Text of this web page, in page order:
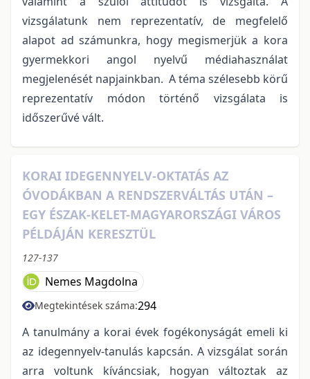
vizsgálatunk nem reprezentatív, de megfelelő
alapot ad számunkra, hogy megismerjük a kora
gyermekkori angol nyelvű médiahasználat
megjelenését napjainkban. A téma szélesebb körű
reprezentatív módon történő vizsgálata is
időszerűvé vált.
KORAI IDEGENNYELV-OKTATÁS AZ
ÓVODÁKBAN A RENDSZERVÁLTÁS UTÁN –
EGY ÉSZAK-KELET-MAGYARORSZÁGI VÁROS
PÉLDÁJÁN KERESZTÜL
127-137
Nemes Magdolna
Megtekintések száma:294
A tanulmány a korai évek fogékonyságát emeli ki
az idegennyelv-tanulás kapcsán. A vizsgálat során
arra voltunk kíváncsiak, hogyan változtak az